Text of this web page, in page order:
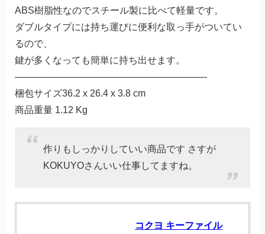
ABS樹脂性なのでスチール製に比べて軽量です。
ダブルタイプには持ち運びに便利な取っ手がついてい
るので、
鍵が多くなっても簡単に持ち出せます。
————————————————————-
梱包サイズ36.2 x 26.4 x 3.8 cm
商品重量 1.12 Kg
作りもしっかりしていい商品です さすが
KOKUYOさんいい仕事してますね。
コクヨ キーファイル